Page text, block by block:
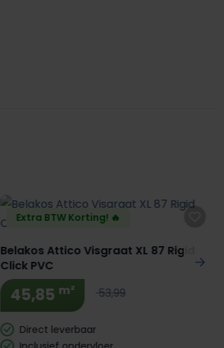
Extra BTW Korting! 🔥
Belakos Attico Visgraat XL 87 Rigid
Click PVC
45,85 m² 53,99
Direct leverbaar